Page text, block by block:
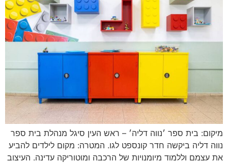
מיקום: בית ספר ׳נווה דליה׳ – ראש העין סיגל מנהלת בית ספר
נווה דליה ביקשה חדר קונספט לגו. המטרה: מקום לילדים להביע
את עצמם וללמוד מיומנויות של הרכבה ומוטוריקה עדינה. העיצוב